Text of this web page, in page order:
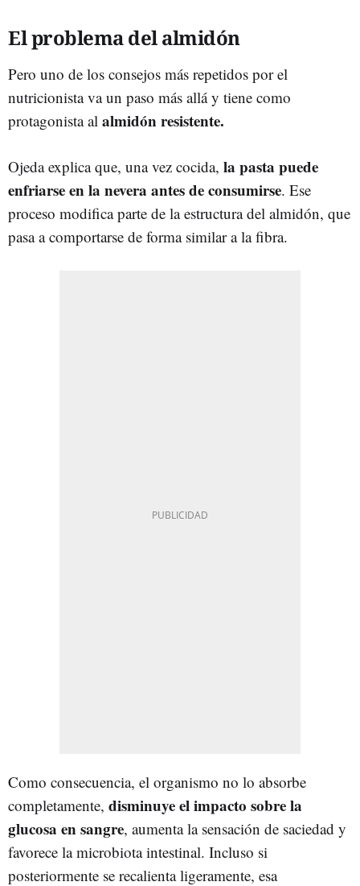
El problema del almidón
Pero uno de los consejos más repetidos por el
nutricionista va un paso más allá y tiene como
protagonista al almidón resistente.
Ojeda explica que, una vez cocida, la pasta puede
enfriarse en la nevera antes de consumirse. Ese
proceso modifica parte de la estructura del almidón, que
pasa a comportarse de forma similar a la fibra.
Como consecuencia, el organismo no lo absorbe
completamente, disminuye el impacto sobre la
glucosa en sangre, aumenta la sensación de saciedad y
favorece la microbiota intestinal. Incluso si
posteriormente se recalienta ligeramente, esa